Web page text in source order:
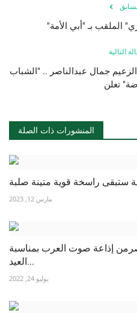
English Swahili español
التالية
الزعيم جمال عبدالناصر .. "الشباب
المنشورات ذات الصلة
ستبقى راسخة قوية متينة صلبة
مارس 12, 2023
إذاعة صوت العرب بمناسبة
العيد...
يوليو 24, 2022